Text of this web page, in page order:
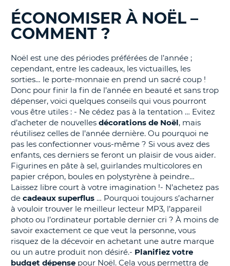
RECHERCHER
DES
BLOGS......
ÉCONOMISER À NOËL –
COMMENT ?
Noël est une des périodes préférées de l’année ;
cependant, entre les cadeaux, les victuailles, les
sorties… le porte-monnaie en prend un sacré coup !
Donc pour finir la fin de l’année en beauté et sans trop
dépenser, voici quelques conseils qui vous pourront
vous être utiles : - Ne cédez pas à la tentation … Evitez
d’acheter de nouvelles décorations de Noël, mais
réutilisez celles de l’année dernière. Ou pourquoi ne
pas les confectionner vous-même ? Si vous avez des
enfants, ces derniers se feront un plaisir de vous aider.
Figurines en pâte à sel, guirlandes multicolores en
papier crépon, boules en polystyrène à peindre…
Laissez libre court à votre imagination !- N’achetez pas
de cadeaux superflus … Pourquoi toujours s’acharner
à vouloir trouver le meilleur lecteur MP3, l’appareil
photo ou l’ordinateur portable dernier cri ? À moins de
savoir exactement ce que veut la personne, vous
risquez de la décevoir en achetant une autre marque
ou un autre produit non désiré.- Planifiez votre
budget dépense pour Noël. Cela vous permettra de